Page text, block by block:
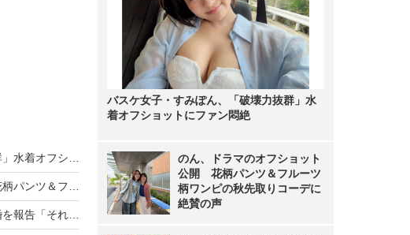
バスケ女子・すみぽん、「破壊力抜群」水
着オフショットにファン悶絶
のん、ドラマのオフショット
公開 花柄パンツ＆フルーツ
柄ワンピの秋先取りコーデに
絶賛の声